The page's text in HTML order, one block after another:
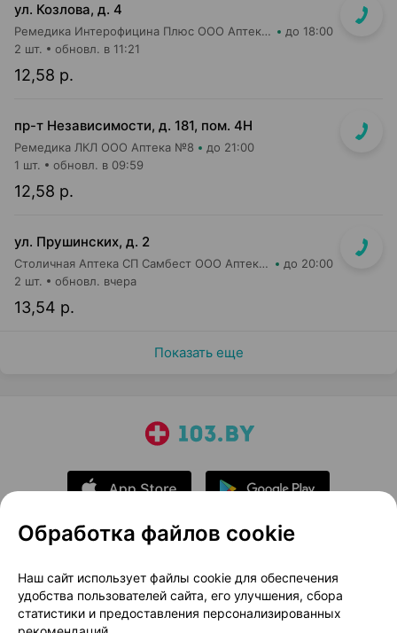
ул. Козлова, д. 4
Ремедика Интерофицина Плюс ООО Аптека №1 до 18:00
12,58 р.
2 шт. обновл. в 11:21
пр-т Независимости, д. 181, пом. 4Н
Ремедика ЛКЛ ООО Аптека №8 до 21:00
12,58 р.
1 шт. обновл. в 09:59
ул. Прушинских, д. 2
Столичная Аптека СП Самбест ООО Аптека №17 до 20:00
13,54 р.
2 шт. обновл. вчера
Показать еще
О проекте
Новости проекта
Размещение рекламы
Медицинский маркетинг
Публичный договор
Доставка
Обработка файлов cookie
Наш сайт использует файлы cookie для обеспечения
удобства пользователей сайта, его улучшения, сбора
статистики и предоставления персонализированных